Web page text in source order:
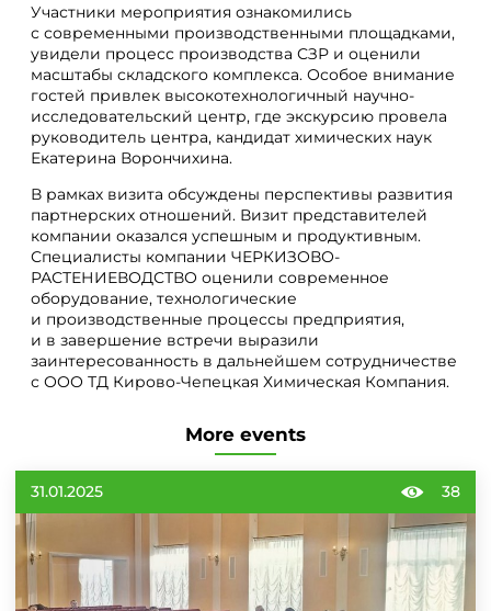
Участники мероприятия ознакомились
с современными производственными площадками,
увидели процесс производства СЗР и оценили
масштабы складского комплекса. Особое внимание
гостей привлек высокотехнологичный научно-
исследовательский центр, где экскурсию провела
руководитель центра, кандидат химических наук
Екатерина Ворончихина.
В рамках визита обсуждены перспективы развития
партнерских отношений. Визит представителей
компании оказался успешным и продуктивным.
Специалисты компании ЧЕРКИЗОВО-
РАСТЕНИЕВОДСТВО оценили современное
оборудование, технологические
и производственные процессы предприятия,
и в завершение встречи выразили
заинтересованность в дальнейшем сотрудничестве
с ООО ТД Кирово-Чепецкая Химическая Компания.
More events
31.01.2025 38